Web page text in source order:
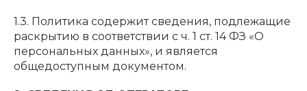
1.3. Политика содержит сведения, подлежащие
раскрытию в соответствии с ч. 1 ст. 14 ФЗ «О
персональных данных», и является
общедоступным документом.